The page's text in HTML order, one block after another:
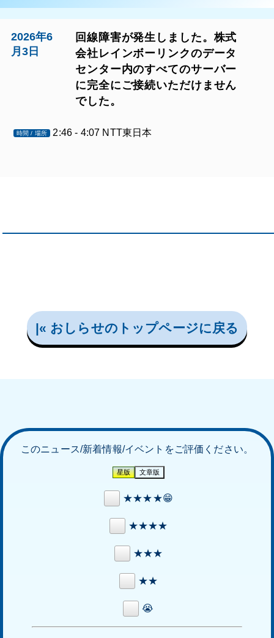
2026年6
月3日
回線障害が発生しました。株式
会社レインボーリンクのデータ
センター内のすべてのサーバー
に完全にご接続いただけません
でした。
時間 / 場所 2:46 - 4:07 NTT東日本
|« おしらせのトップページに戻る
このニュース/新着情報/イベントをご評価ください。
★★★★😁
★★★★
★★★
★★
😭